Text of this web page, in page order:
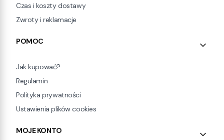
Czas i koszty dostawy
Zwroty i reklamacje
POMOC
Jak kupować?
Regulamin
Polityka prywatności
Ustawienia plików cookies
MOJE KONTO